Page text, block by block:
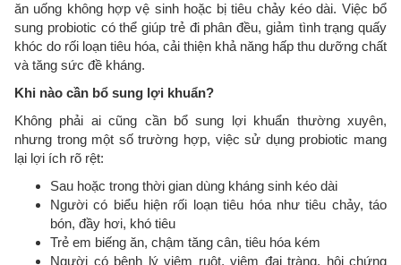
ăn uống không hợp vệ sinh hoặc bị tiêu chảy kéo dài. Việc bổ
sung probiotic có thể giúp trẻ đi phân đều, giảm tình trạng quấy
khóc do rối loạn tiêu hóa, cải thiện khả năng hấp thu dưỡng chất
và tăng sức đề kháng.
Khi nào cần bổ sung lợi khuẩn?
Không phải ai cũng cần bổ sung lợi khuẩn thường xuyên,
nhưng trong một số trường hợp, việc sử dụng probiotic mang
lại lợi ích rõ rệt:
Sau hoặc trong thời gian dùng kháng sinh kéo dài
Người có biểu hiện rối loạn tiêu hóa như tiêu chảy, táo
bón, đầy hơi, khó tiêu
Trẻ em biếng ăn, chậm tăng cân, tiêu hóa kém
Người có bệnh lý viêm ruột, viêm đại tràng, hội chứng